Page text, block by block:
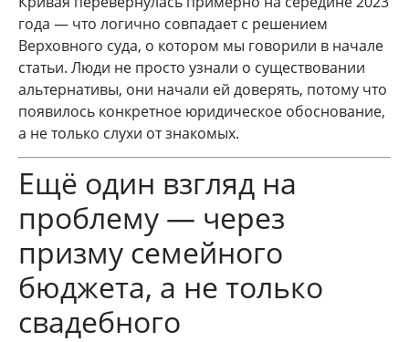
года — что логично совпадает с решением
Верховного суда, о котором мы говорили в начале
статьи. Люди не просто узнали о существовании
альтернативы, они начали ей доверять, потому что
появилось конкретное юридическое обоснование,
а не только слухи от знакомых.
Ещё один взгляд на
проблему — через
призму семейного
бюджета, а не только
свадебного